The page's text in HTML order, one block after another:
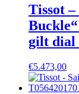
Tissot
gilt dial
€5.473,00